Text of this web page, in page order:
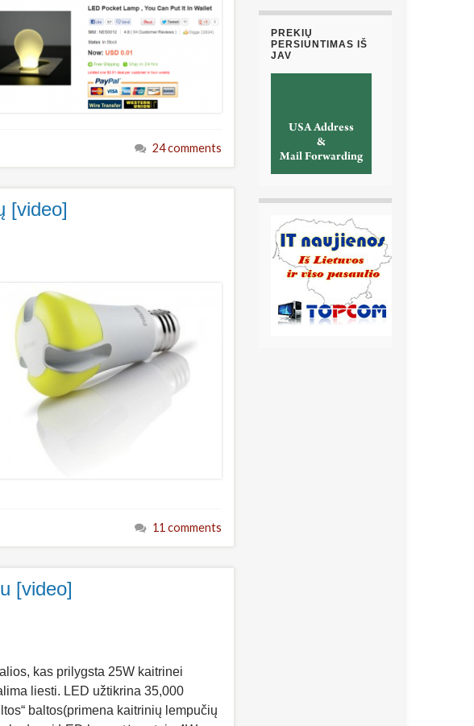
24 comments
[video]
11 comments
[video]
kas prilygsta 25W kaitrinei
liesti. LED užtikrina 35,000
baltos(primena kaitrinių lempučių
PREKIŲ
PERSIUNTIMAS IŠ
JAV